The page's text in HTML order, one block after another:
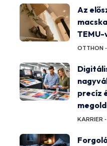
Az
TEMU-
OTTHON
precíz
KARRIER